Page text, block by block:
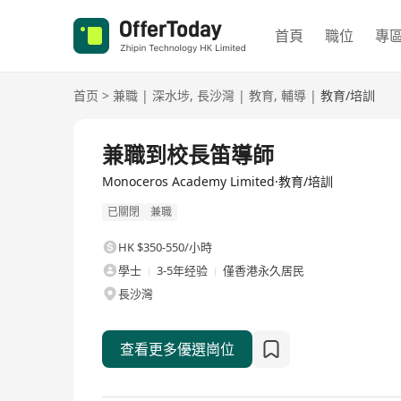
首頁 職位 專
首页 > 兼職 | 深水埗, 長沙灣 | 教育, 輔導 | 教育/培訓
兼職到校長笛導師
Monoceros Academy Limited·教育/培訓
已關閉 兼職
HK $350-550/小時
學士
3-5年经验
僅香港永久居民
長沙灣
查看更多優選崗位